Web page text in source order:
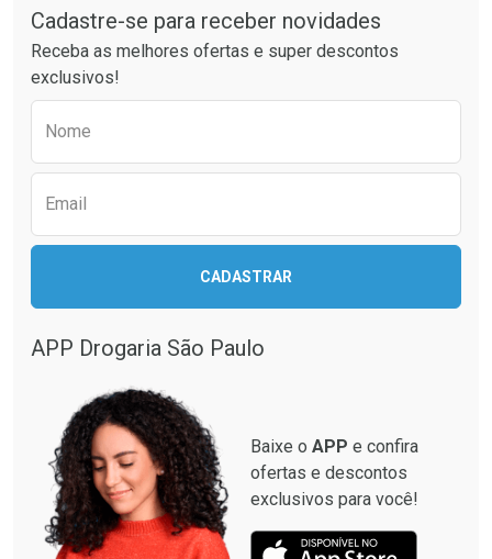
Comprar sem Desconto
Por R$ 664,02/cada
Comprar sem Desconto
Ativar Desconto
Comprar sem Desconto
Cadastre-se para receber novidades
Receba as melhores ofertas e super descontos
exclusivos!
Nome
Email
CADASTRAR
APP Drogaria São Paulo
Baixe o APP e confira
ofertas e descontos
exclusivos para você!